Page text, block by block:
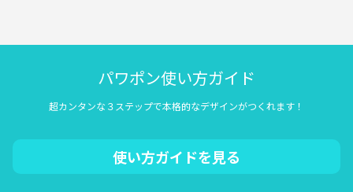
パワポン使い方ガイド
超カンタンな３ステップで本格的なデザインがつくれます！
使い方ガイドを見る